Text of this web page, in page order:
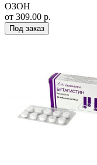
ОЗОН
от 309.00 р.
Под заказ